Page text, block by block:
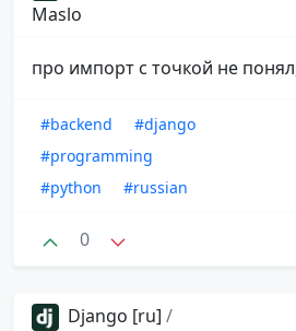
Maslo
про импорт с точкой не
#backend
#django
#programming
#python
#russian
0
Django [ru] /